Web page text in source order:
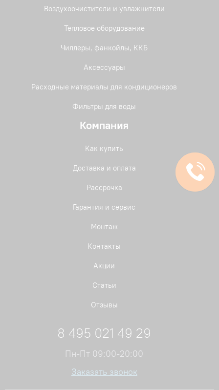
Воздухоочистители и увлажнители
Тепловое оборудование
Чиллеры, фанкойлы, ККБ
Аксессуары
Расходные материалы для кондиционеров
Фильтры для воды
Компания
Как купить
Доставка и оплата
Рассрочка
Гарантия и сервис
Монтаж
Контакты
Акции
Статьи
Отзывы
8 495 021 49 29
Пн-Пт 09:00-20:00
Заказать звонок